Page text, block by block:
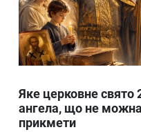
Яке церковне свято
ангела, що не можна
прикмети